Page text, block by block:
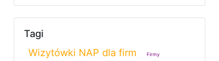
Tagi
Wizytówki NAP dla firm
Firmy